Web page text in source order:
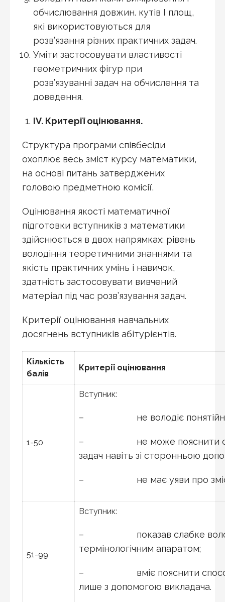
обчислювання довжин. кутів І площ,
які використовуються для
розв’язання різних практичних задач.
Уміти застосовувати властивості
геометричних фігур при
розв’язуванні задач на обчислення та
доведення.
IV. Критерії оцінювання.
Структура програми співбесіди
охоплює весь зміст курсу математики,
на основі питань затверджених
головою предметною комісії.
Оцінювання якості математичної
підготовки вступників з математики
здійснюється в двох напрямках: рівень
володіння теоретичними знаннями та
якість практичних умінь і навичок,
здатність застосовувати вивчений
матеріал під час розв’язування задач.
Критерії оцінювання навчальних
досягнень вступників абітурієнтів.
Кількість
балів
Критерії оцінювання
1-50
Вступник:
– не володіє
– не може пояснити
задач навіть зі сторонньою
– не має уяви про зміст
51-99
Вступник:
– показав слабке
термінологічним апаратом;
– вміє пояснити способи
лише з допомогою викладача.